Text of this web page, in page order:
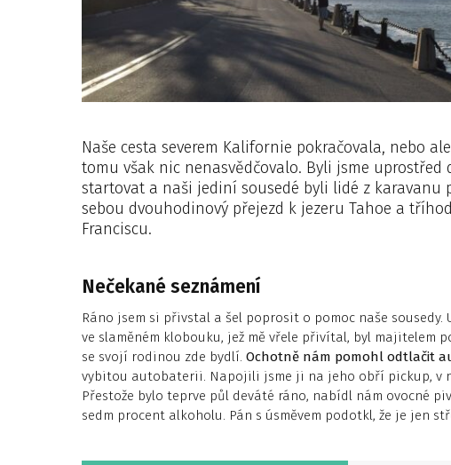
Naše cesta severem Kalifornie pokračovala, nebo
tomu však nic nenasvědčovalo. Byli jsme
startovat a naši jediní sousedé byli lidé z karavanu
sebou dvouhodinový přejezd k jezeru Tahoe a
Franciscu.
Nečekané seznámení
Ráno jsem si přivstal a šel poprosit o pomoc naše sousedy.
ve slaměném klobouku, jež mě vřele přivítal, byl majitelem
se svojí rodinou zde bydlí. Ochotně nám pomohl odtlačit
vybitou autobaterii. Napojili jsme ji na jeho obří pickup, v
Přestože bylo teprve půl deváté ráno, nabídl nám ovocné
sedm procent alkoholu. Pán s úsměvem podotkl, že je jen